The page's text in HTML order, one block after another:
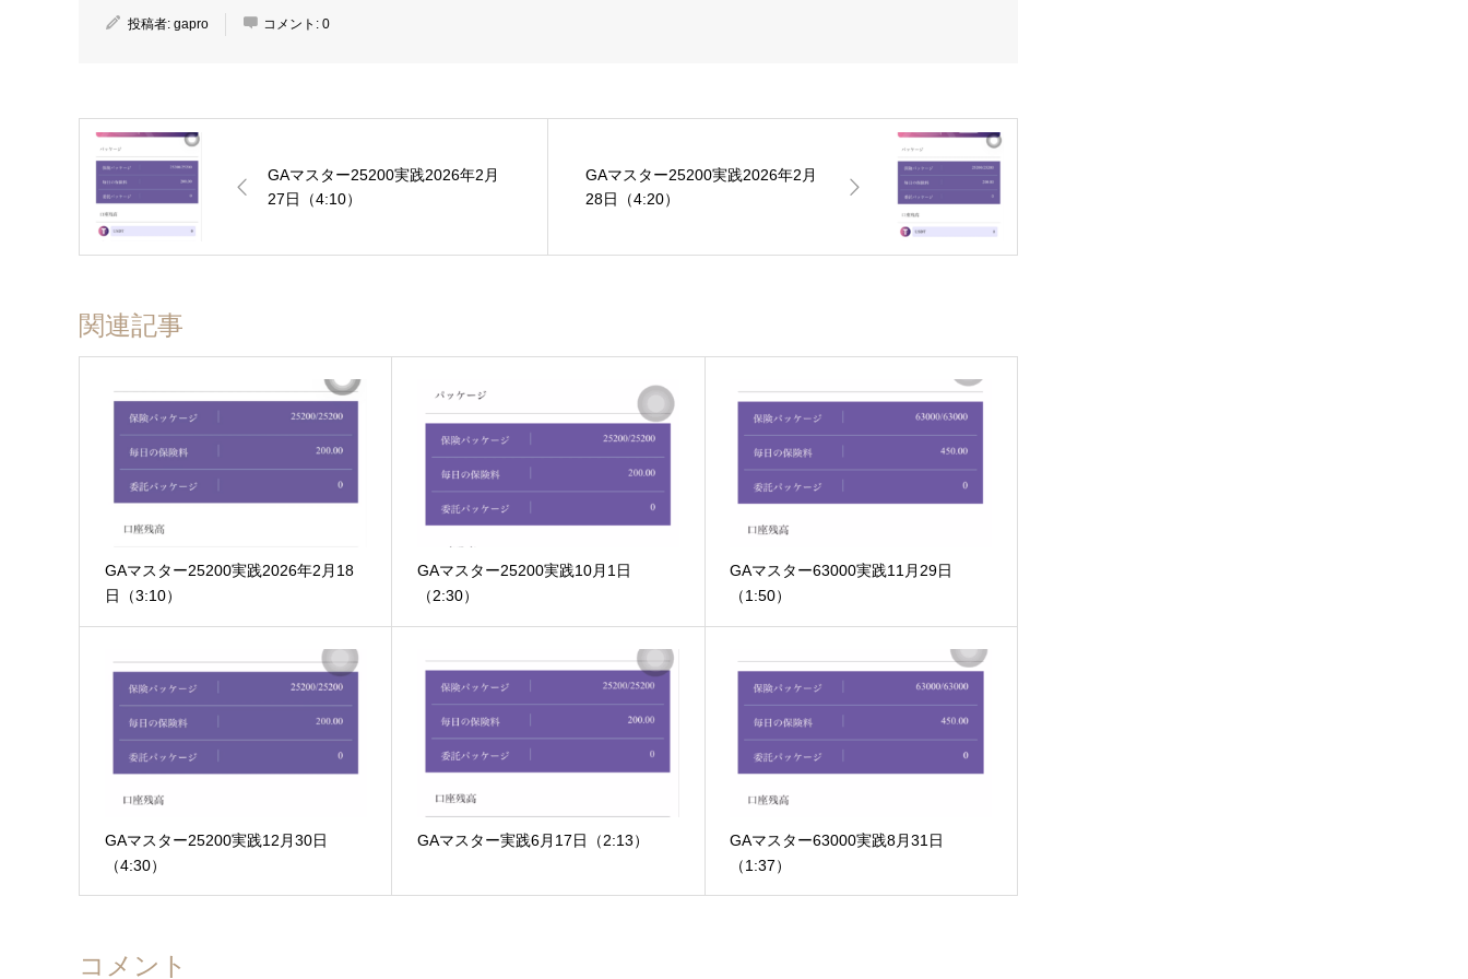
投稿者: gapro コメント: 0
GAマスター25200実践2026年2月
27日（4:10）
GAマスター25200実践2026年2月
28日（4:20）
関連記事
GAマスター25200実践2026年2月18
日（3:10）
GAマスター25200実践10月1日
（2:30）
GAマスター63000実践11月29日
（1:50）
GAマスター25200実践12月30日
（4:30）
GAマスター実践6月17日（2:13）
GAマスター63000実践8月31日
（1:37）
コメント